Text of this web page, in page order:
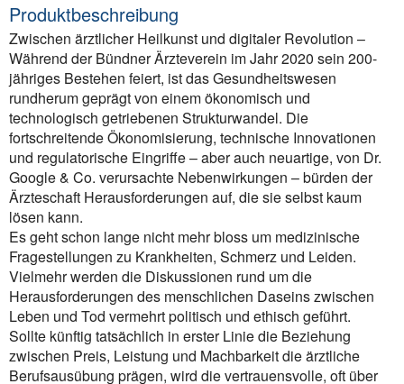
Produktbeschreibung
Zwischen ärztlicher Heilkunst und digitaler Revolution –
Während der Bündner Ärzteverein im Jahr 2020 sein 200-
jähriges Bestehen feiert, ist das Gesundheitswesen
rundherum geprägt von einem ökonomisch und
technologisch getriebenen Strukturwandel. Die
fortschreitende Ökonomisierung, technische Innovationen
und regulatorische Eingriffe – aber auch neuartige, von Dr.
Google & Co. verursachte Nebenwirkungen – bürden der
Ärzteschaft Herausforderungen auf, die sie selbst kaum
lösen kann.
Es geht schon lange nicht mehr bloss um medizinische
Fragestellungen zu Krankheiten, Schmerz und Leiden.
Vielmehr werden die Diskussionen rund um die
Herausforderungen des menschlichen Daseins zwischen
Leben und Tod vermehrt politisch und ethisch geführt.
Sollte künftig tatsächlich in erster Linie die Beziehung
zwischen Preis, Leistung und Machbarkeit die ärztliche
Berufsausübung prägen, wird die vertrauensvolle, oft über